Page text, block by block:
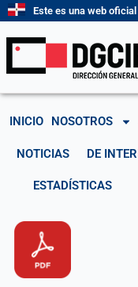
contenido
Este es una web
INICIO NOSOTROS
NOTICIAS DE
ESTADÍSTICAS